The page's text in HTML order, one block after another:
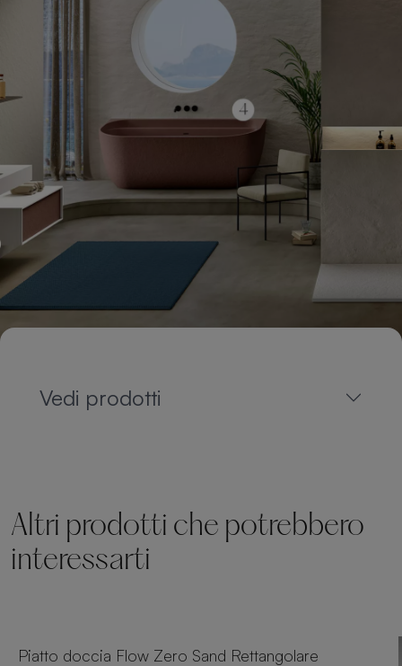
Vedi prodotti
Altri prodotti che potrebbero
interessarti
Piatto doccia Flow Zero Sand Rettangolare